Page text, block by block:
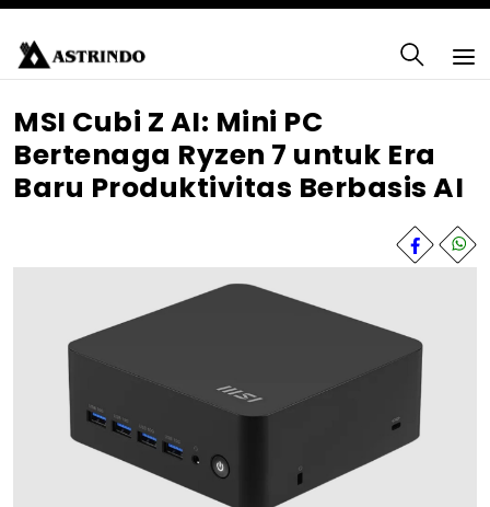
MSI Cubi Z AI: Mini PC
Bertenaga Ryzen 7 untuk Era
Baru Produktivitas Berbasis AI